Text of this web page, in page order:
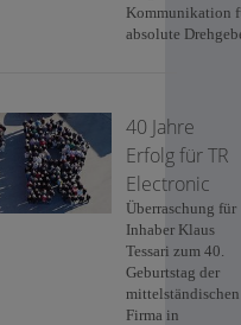
Kommunikation
absolute
40 Jahre
Erfolg für TR
Electronic
Überraschung für
Inhaber Klaus
Tessari zum 40.
Geburtstag der
mittelständischen
Firma in